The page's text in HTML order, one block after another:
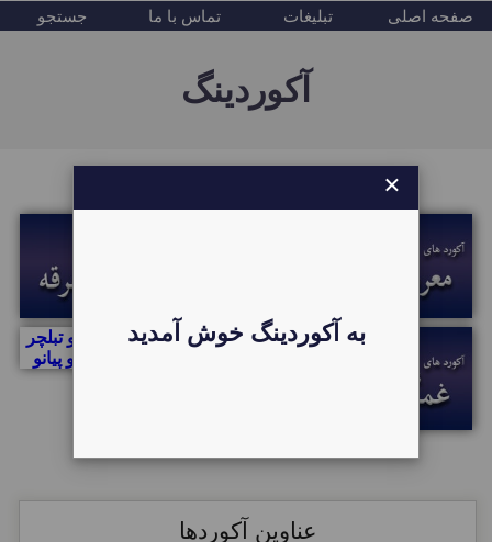
صفحه اصلی تبلیغات تماس با ما جستجو
آکوردینگ
عناوین آکوردها
×
به آکوردینگ خوش آمدید